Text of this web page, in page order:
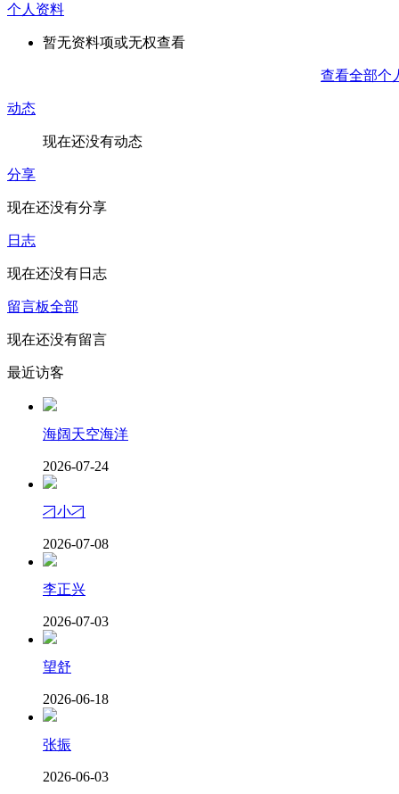
个人资料
暂无资料项或无权查看
查看全部个
动态
现在还没有动态
分享
现在还没有分享
日志
现在还没有日志
留言板全部
现在还没有留言
最近访客
海阔天空海洋
2026-07-24
刁小刁
2026-07-08
李正兴
2026-07-03
望舒
2026-06-18
张振
2026-06-03